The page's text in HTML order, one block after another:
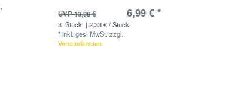
UVP 13,98 € 6,99 € *
3 Stück | 2,33 € / Stück
*inkl. ges. MwSt. zzgl.
Versandkosten